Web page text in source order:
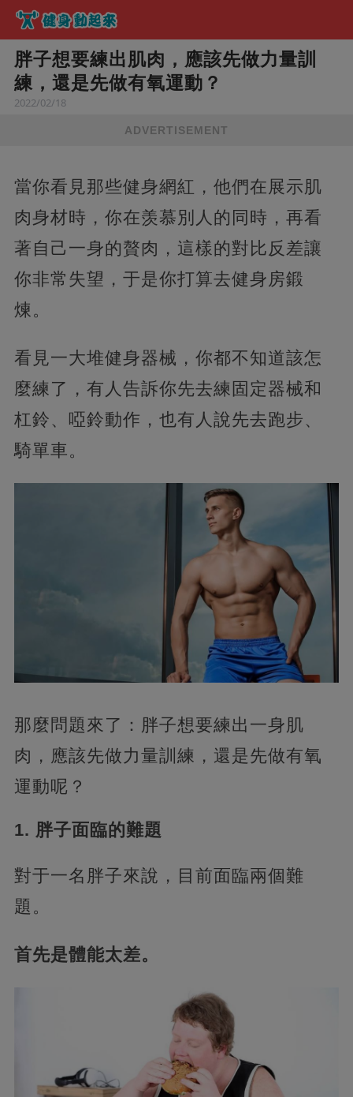
胖子想要練出肌肉，應該先做力量訓
練，還是先做有氧運動？
2022/02/18
ADVERTISEMENT
當你看見那些健身網紅，他們在展示肌
肉身材時，你在羡慕別人的同時，再看
著自己一身的贅肉，這樣的對比反差讓
你非常失望，于是你打算去健身房鍛
煉。
看見一大堆健身器械，你都不知道該怎
麼練了，有人告訴你先去練固定器械和
杠鈴、啞鈴動作，也有人說先去跑步、
騎單車。
那麼問題來了：胖子想要練出一身肌
肉，應該先做力量訓練，還是先做有氧
運動呢？
1. 胖子面臨的難題
對于一名胖子來說，目前面臨兩個難
題。
首先是體能太差。